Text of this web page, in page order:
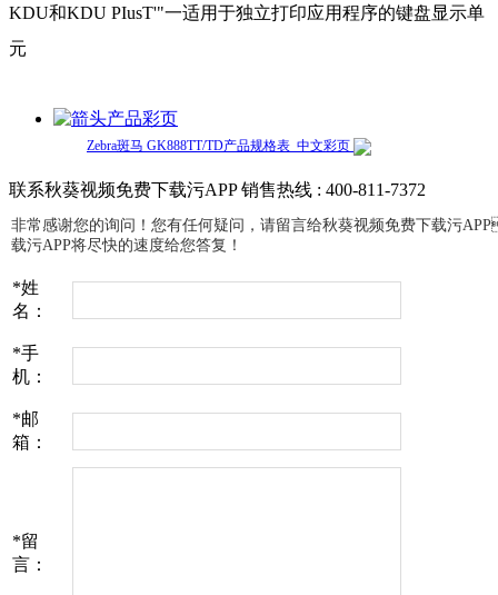
KDU和KDU PIusT'"一适用于独立打印应用程序的键盘显示单
元
产品彩页
Zebra斑马 GK888TT/TD产品规格表_中文彩页
联系秋葵视频免费下载污APP 销售热线 : 400-811-7372
非常感谢您的询问！您有任何疑问，请留言给秋葵视频免费下载
载污APP将尽快的速度给您答复！
*姓
名：
*手
机：
*邮
箱：
*留
言：